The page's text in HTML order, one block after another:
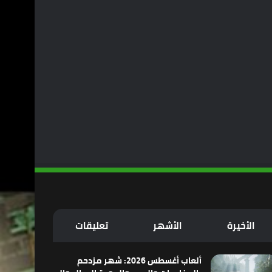
الأخيرة الأشهر تعليقات
ألعاب أغسطس 2026: شهر مزدحم